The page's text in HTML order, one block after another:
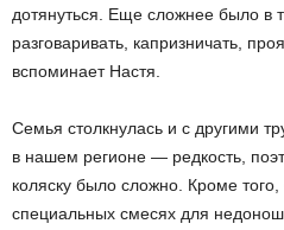
дотянуться. Еще сложнее было в
разговаривать, капризничать,
вспоминает Настя.
Семья столкнулась и с другими
в нашем регионе — редкость,
коляску было сложно. Кроме
специальных смесях для